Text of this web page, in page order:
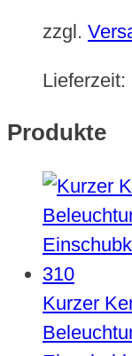
zzgl.
Lieferzeit:
Produkte
Kurzer